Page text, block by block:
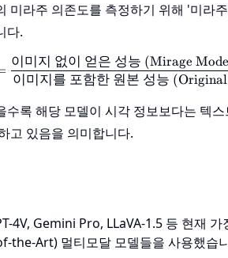
미라주 의존도를 측정하기 위해 '미라
다.
\text{미라주 점
이미지를 포함한 원본 성능
이미지 없이 얻은 성능 (Mirage
수록 해당 모델이 시각 정보보다는 텍
고 있음을 의미합니다.
4V, Gemini Pro, LLaVA-1.5 등 현재
the-Art) 멀티모달 모델들을 사용했습